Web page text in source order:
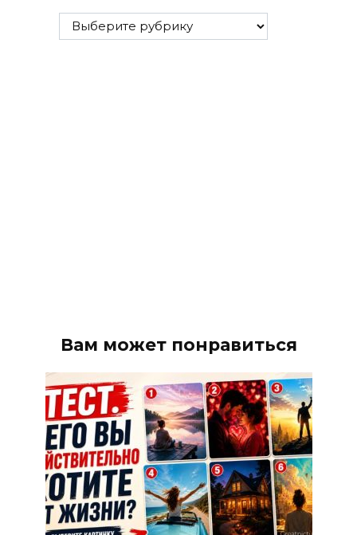
Все
рубрики
Вам может понравиться